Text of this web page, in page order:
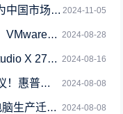
2024-11-05
布战系列激光打印机
2024-08-28
务限制2年起
2024-08-16
4K屏、支持Wi-Fi 7
2024-08-08
依然举足轻重
2024-08-08
：官方回应